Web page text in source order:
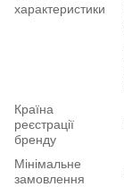
характеристики
Країна
реєстрації
бренду
Мінімальне
замовлення